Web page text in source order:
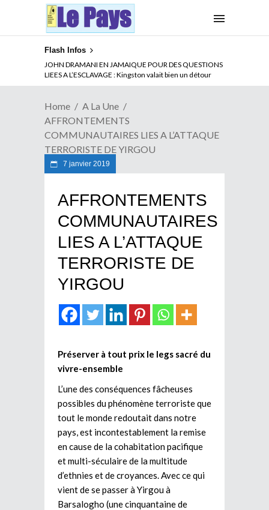
Flash Infos
ABSENCE PROLONGEE DE PAUL BIYA DU CAMEROUN :
Qui pilote le Cameroun ?
Home
A La Une
AFFRONTEMENTS
COMMUNAUTAIRES LIES A L’ATTAQUE
TERRORISTE DE YIRGOU
7 janvier 2019
AFFRONTEMENTS
COMMUNAUTAIRES
LIES A L’ATTAQUE
TERRORISTE DE
YIRGOU
Préserver à tout prix le legs sacré du
vivre-ensemble
L’une des conséquences fâcheuses
possibles du phénomène terroriste que
tout le monde redoutait dans notre
pays, est incontestablement la remise
en cause de la cohabitation pacifique
et multi-séculaire de la multitude
d’ethnies et de croyances. Avec ce qui
vient de se passer à Yirgou à
Barsalogho (une cinquantaine de